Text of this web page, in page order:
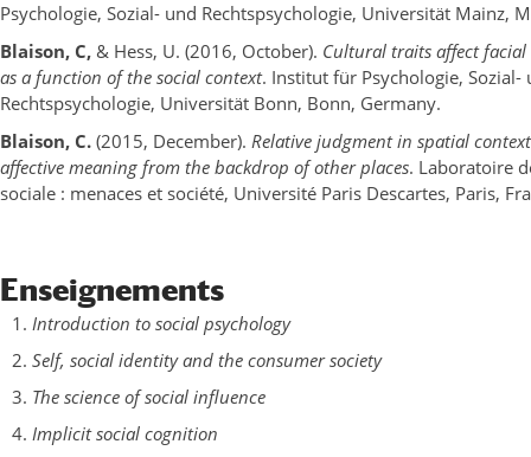
Psychologie, Sozial- und Rechtspsychologie, Universität Mainz,
Blaison, C, & Hess, U. (2016, October). Cultural traits affect
as a function of the social context. Institut für Psychologie, Sozial-
Rechtspsychologie, Universität Bonn, Bonn, Germany.
Blaison, C. (2015, December). Relative judgment in spatial
affective meaning from the backdrop of other places. Laboratoire
sociale : menaces et société, Université Paris Descartes, Paris,
Enseignements
Introduction to social psychology
Self, social identity and the consumer society
The science of social influence
Implicit social cognition